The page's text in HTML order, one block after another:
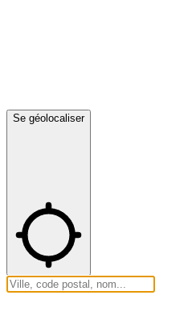
Se géolocaliser